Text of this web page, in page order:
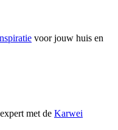
voor jouw huis en
met de Karwei